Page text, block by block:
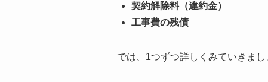
契約解除料（違約金）
工事費の残債
では、1つずつ詳しくみていきまし